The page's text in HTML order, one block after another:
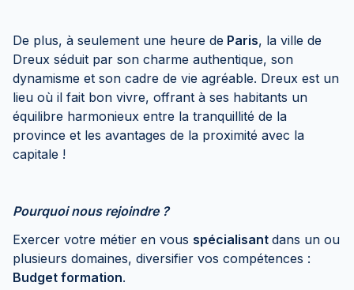
De plus, à seulement une heure de Paris, la ville de
Dreux séduit par son charme authentique, son
dynamisme et son cadre de vie agréable. Dreux est un
lieu où il fait bon vivre, offrant à ses habitants un
équilibre harmonieux entre la tranquillité de la
province et les avantages de la proximité avec la
capitale !
Pourquoi nous rejoindre ?
Exercer votre métier en vous spécialisant dans un ou
plusieurs domaines, diversifier vos compétences :
Budget formation.